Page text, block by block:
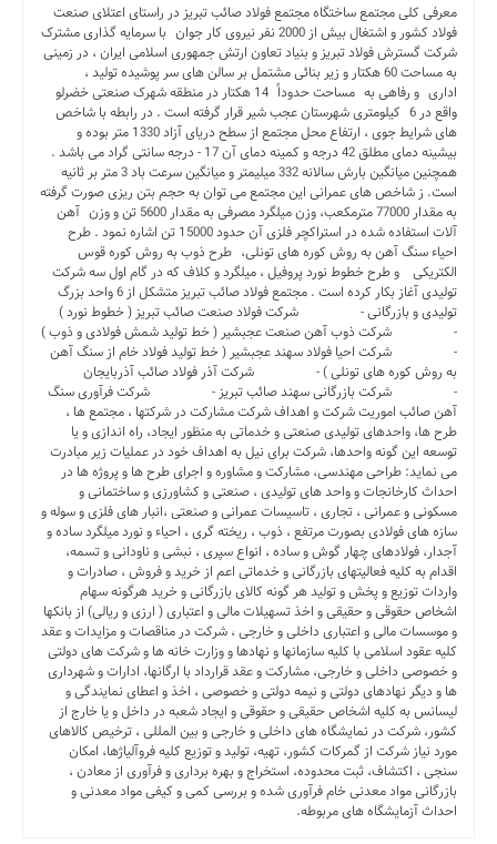
معرفی کلی مجتمع ساختگاه مجتمع فولاد صائب تبریز در راستای اعتلای صنعت
فولاد کشور و اشتغال بیش از 2000 نفر نیروی کار جوان با سرمایه گذاری مشترک
شرکت گسترش فولاد تبریز و بنیاد تعاون ارتش جمهوری اسلامی ایران ، در زمینی
به مساحت 60 هکتار و زیر بنائی مشتمل بر سالن های سر پوشیده تولید ،
اداری و رفاهی به مساحت حدوداً 14 هکتار در منطقه شهرک صنعتی خضرلو
واقع در 6 کیلومتری شهرستان عجب شیر قرار گرفته است . در رابطه با شاخص
های شرایط جوی ، ارتفاع محل مجتمع از سطح دریای آزاد 1330 متر بوده و
بیشینه دمای مطلق 42 درجه و کمینه دمای آن 17 - درجه سانتی گراد می باشد .
همچنین میانگین بارش سالانه 332 میلیمتر و میانگین سرعت باد 3 متر بر ثانیه
است. ز شاخص های عمرانی این مجتمع می توان به حجم بتن ریزی صورت گرفته
به مقدار 77000 مترمکعب، وزن میلگرد مصرفی به مقدار 5600 تن و وزن آهن
آلات استفاده شده در استراکچر فلزی آن حدود 15000 تن اشاره نمود . طرح
احیاء سنگ آهن به روش کوره های تونلی، طرح ذوب به روش کوره قوس
الکتریکی و طرح خطوط نورد پروفیل ، میلگرد و کلاف که در گام اول سه شرکت
تولیدی آغاز بکار کرده است . مجتمع فولاد صائب تبریز متشکل از 6 واحد بزرگ
تولیدی و بازرگانی - شرکت فولاد صنعت صائب تبریز ( خطوط نورد )
- شرکت ذوب آهن صنعت عجبشیر ( خط تولید شمش فولادی و ذوب )
- شرکت احیا فولاد سهند عجبشیر ( خط تولید فولاد خام از سنگ آهن
به روش کوره های تونلی ) - شرکت آذر فولاد صائب آذربایجان
- شرکت بازرگانی سهند صائب تبریز - شرکت فرآوری سنگ
آهن صائب اموریت شرکت و اهداف شرکت مشارکت در شرکتها ، مجتمع ها ،
طرح ها، واحدهای تولیدی صنعتی و خدماتی به منظور ایجاد، راه اندازی و یا
توسعه این گونه واحدها، شرکت برای نیل به اهداف خود در عملیات زیر مبادرت
می نماید: طراحی مهندسی، مشارکت و مشاوره و اجرای طرح ها و پروژه ها در
احداث کارخانجات و واحد های تولیدی ، صنعتی و کشاورزی و ساختمانی و
مسکونی و عمرانی ، تجاری ، تاسیسات عمرانی و صنعتی ،انبار های فلزی و سوله و
سازه های فولادی بصورت مرتفع ، ذوب ، ریخته گری ، احیاء و نورد میلگرد ساده و
آجدار، فولادهای چهار گوش و ساده ، انواع سپری ، نبشی و ناودانی و تسمه،
اقدام به کلیه فعالیتهای بازرگانی و خدماتی اعم از خرید و فروش ، صادرات و
واردات توزیع و پخش و تولید هر گونه کالای بازرگانی و خرید هرگونه سهام
اشخاص حقوقی و حقیقی و اخذ تسهیلات مالی و اعتباری ( ارزی و ریالی) از بانکها
و موسسات مالی و اعتباری داخلی و خارجی ، شرکت در مناقصات و مزایدات و عقد
کلیه عقود اسلامی با کلیه سازمانها و نهادها و وزارت خانه ها و شرکت های دولتی
و خصوصی داخلی و خارجی، مشارکت و عقد قرارداد با ارگانها، ادارات و شهرداری
ها و دیگر نهادهای دولتی و نیمه دولتی و خصوصی ، اخذ و اعطای نمایندگی و
لیسانس به کلیه اشخاص حقیقی و حقوقی و ایجاد شعبه در داخل و یا خارج از
کشور، شرکت در نمایشگاه های داخلی و خارجی و بین المللی ، ترخیص کالاهای
مورد نیاز شرکت از گمرکات کشور، تهیه، تولید و توزیع کلیه فروآلیاژها، امکان
سنجی ، اکتشاف، ثبت محدوده، استخراج و بهره برداری و فرآوری از معادن ،
بازرگانی مواد معدنی خام فرآوری شده و بررسی کمی و کیفی مواد معدنی و
احداث آزمایشگاه های مربوطه.